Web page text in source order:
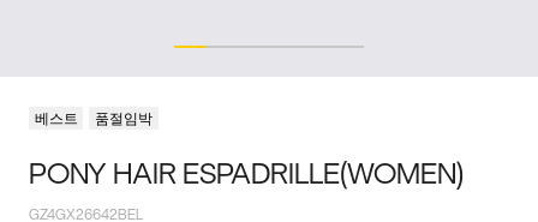
베스트 품절임박
PONY HAIR ESPADRILLE(WOMEN)
GZ4GX26642BEL